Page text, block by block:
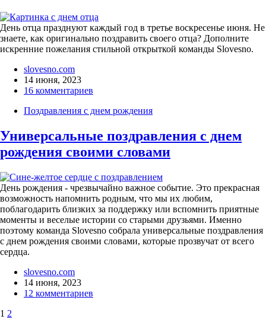
День отца празднуют каждый год в третье воскресенье июня. Не
знаете, как оригинально поздравить своего отца? Дополните
искренние пожелания стильной открыткой команды Slovesno.
slovesno.com
14 июня, 2023
16 комментариев
Поздравления с днем рождения
Универсальные поздравления с днем
рождения своими словами
День рождения - чрезвычайно важное событие. Это прекрасная
возможность напомнить родным, что мы их любим,
поблагодарить близких за поддержку или вспомнить приятные
моменты и веселые истории со старыми друзьями. Именно
поэтому команда Slovesno собрала универсальные поздравления
с днем рождения своими словами, которые прозвучат от всего
сердца.
slovesno.com
14 июня, 2023
12 комментариев
1 2